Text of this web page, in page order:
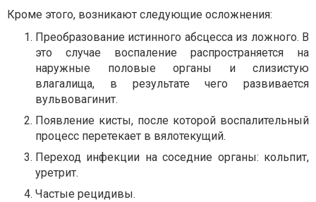
Кроме этого, возникают следующие осложнения:
Преобразование истинного абсцесса из ложного. В
это случае воспаление распространяется на
наружные половые органы и слизистую
влагалища, в результате чего развивается
вульвовагинит.
Появление кисты, после которой воспалительный
процесс перетекает в вялотекущий.
Переход инфекции на соседние органы: кольпит,
уретрит.
Частые рецидивы.